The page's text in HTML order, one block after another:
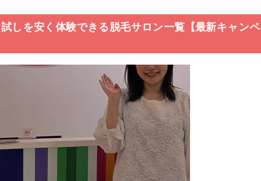
しを安く体験できる脱毛サロン一覧【最新キャンペ